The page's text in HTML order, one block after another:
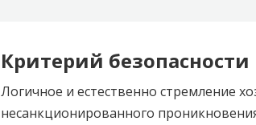
Критерий безопасности
Логичное и естественно стремление
несанкционированного